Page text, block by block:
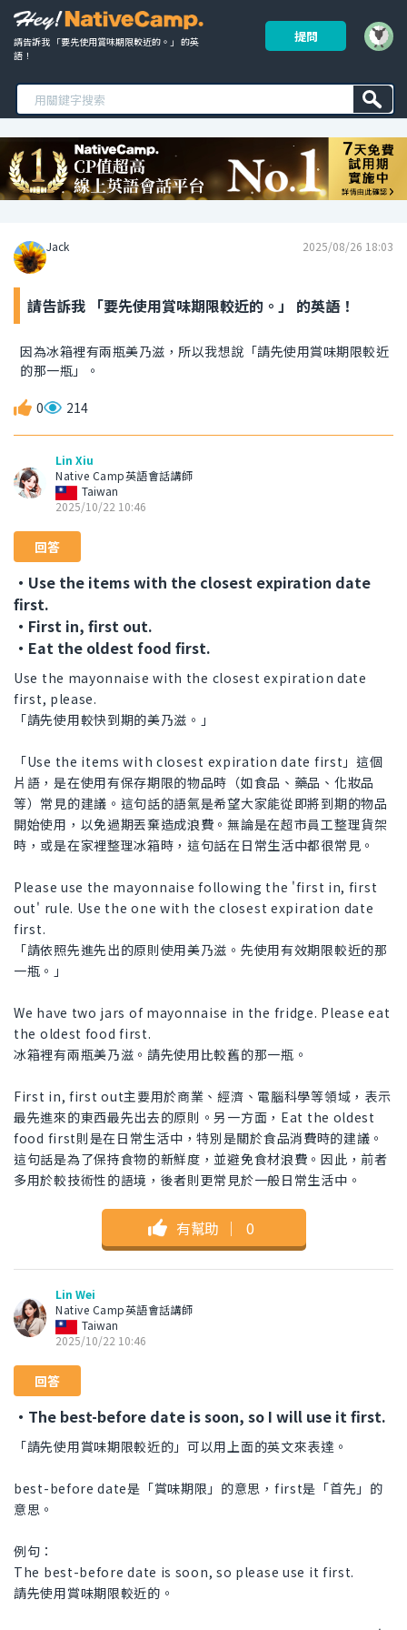
請告訴我 「要先使用賞味期限較近的。」 的英
語！
提問
Jack 2025/08/26 18:03
請告訴我 「要先使用賞味期限較近的。」 的英語！
因為冰箱裡有兩瓶美乃滋，所以我想說「請先使用賞味期限較近
的那一瓶」。
0 214
Lin Xiu
Native Camp英語會話講師
Taiwan
2025/10/22 10:46
回答
・Use the items with the closest expiration date
first.
・First in, first out.
・Eat the oldest food first.
Use the mayonnaise with the closest expiration date
first, please.
「請先使用較快到期的美乃滋。」
「Use the items with closest expiration date first」這個
片語，是在使用有保存期限的物品時（如食品、藥品、化妝品
等）常見的建議。這句話的語氣是希望大家能從即將到期的物品
開始使用，以免過期丟棄造成浪費。無論是在超市員工整理貨架
時，或是在家裡整理冰箱時，這句話在日常生活中都很常見。
Please use the mayonnaise following the 'first in, first
out' rule. Use the one with the closest expiration date
first.
「請依照先進先出的原則使用美乃滋。先使用有效期限較近的那
一瓶。」
We have two jars of mayonnaise in the fridge. Please eat
the oldest food first.
冰箱裡有兩瓶美乃滋。請先使用比較舊的那一瓶。
First in, first out主要用於商業、經濟、電腦科學等領域，表示
最先進來的東西最先出去的原則。另一方面，Eat the oldest
food first則是在日常生活中，特別是關於食品消費時的建議。
這句話是為了保持食物的新鮮度，並避免食材浪費。因此，前者
多用於較技術性的語境，後者則更常見於一般日常生活中。
有幫助 ｜ 0
Lin Wei
Native Camp英語會話講師
Taiwan
2025/10/22 10:46
回答
・The best-before date is soon, so I will use it first.
「請先使用賞味期限較近的」可以用上面的英文來表達。
best-before date是「賞味期限」的意思，first是「首先」的
意思。
例句：
The best-before date is soon, so please use it first.
請先使用賞味期限較近的。